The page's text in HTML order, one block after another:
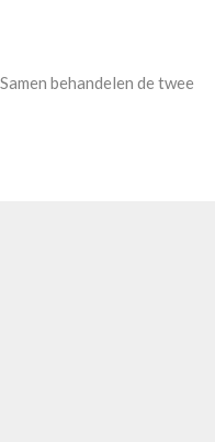
behandelen de twee